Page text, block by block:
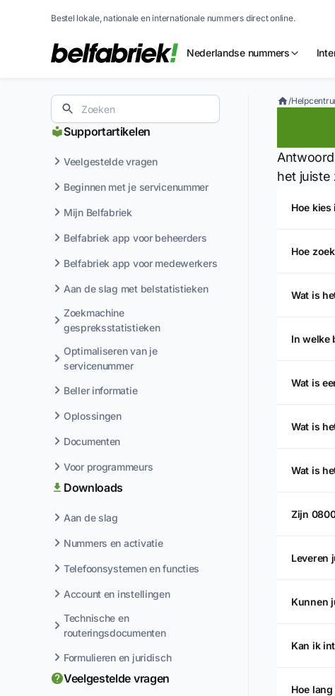
Bestel lokale, nationale en internationale nummers direct online.
Nederlandse nummers
Supportartikelen
Veelgestelde vragen
Beginnen met je servicenummer
Mijn Belfabriek
Belfabriek app voor beheerders
Belfabriek app voor medewerkers
Aan de slag met belstatistieken
Zoekmachine
gespreksstatistieken
Optimaliseren van je
servicenummer
Beller informatie
Oplossingen
Documenten
Voor programmeurs
Downloads
Aan de slag
Nummers en activatie
Telefoonsystemen en functies
Account en instellingen
Technische en
routeringsdocumenten
Formulieren en juridisch
Veelgestelde vragen
/
het juiste
Hoe
Hoe
Wat is
In welke
Wat is
Wat is
Wat is
Zijn
Leveren
Kunnen
Kan ik
Hoe